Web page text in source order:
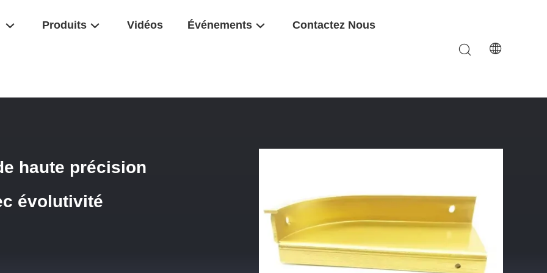
Produits Vidéos Événements Contactez Nous
haute précision
évolutivité